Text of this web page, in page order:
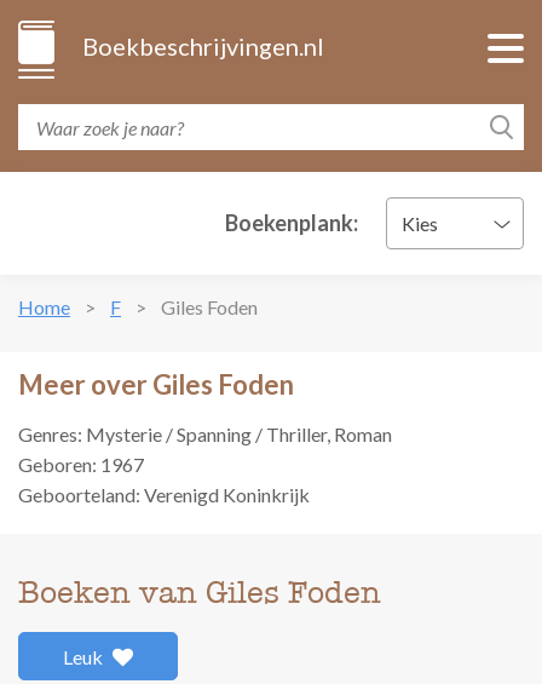
Boekbeschrijvingen.nl
Boekenplank: Kies
Home F Giles Foden
Meer over Giles Foden
Genres: Mysterie / Spanning / Thriller, Roman
Geboren: 1967
Geboorteland: Verenigd Koninkrijk
Boeken van Giles Foden
Leuk